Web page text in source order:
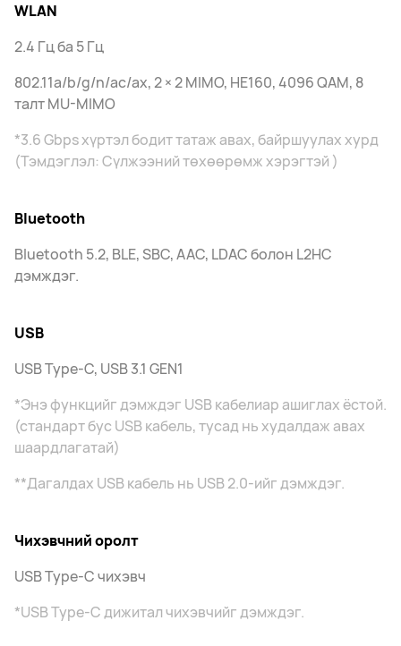
WLAN
2.4 Гц ба 5 Гц
802.11a/b/g/n/ac/ax, 2 × 2 MIMO, HE160, 4096 QAM, 8
талт MU-MIMO
*3.6 Gbps хүртэл бодит татаж авах, байршуулах хурд
(Тэмдэглэл: Сүлжээний төхөөрөмж хэрэгтэй )
Bluetooth
Bluetooth 5.2, BLE, SBC, AAC, LDAC болон L2HC
дэмждэг.
USB
USB Type-C, USB 3.1 GEN1
*Энэ функцийг дэмждэг USB кабелиар ашиглах ёстой.
(стандарт бус USB кабель, тусад нь худалдаж авах
шаардлагатай)
**Дагалдах USB кабель нь USB 2.0-ийг дэмждэг.
Чихэвчний оролт
USB Type-C чихэвч
*USB Type-C дижитал чихэвчийг дэмждэг.